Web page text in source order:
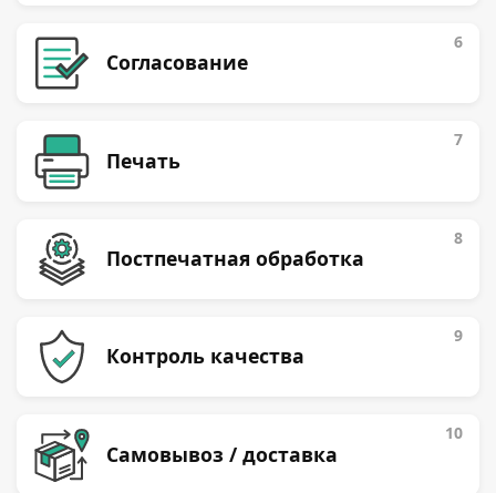
Согласование
6
Печать
7
Постпечатная обработка
8
Контроль качества
9
Самовывоз / доставка
10